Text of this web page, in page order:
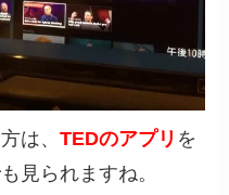
は、TEDのアプリ を
見られますね。